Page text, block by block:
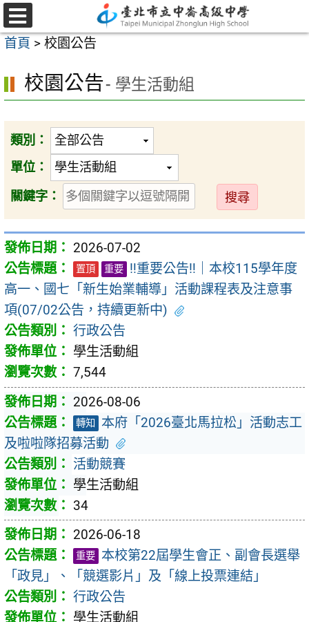
跳
至
主
內
區
選
單
首頁 > 校園公告
校園公告- 學生活動組
類別：
單位：
關鍵字：
送
出
2026-07-02
置頂 重要 ‼️重要公告‼️｜本校115學年度
高一、國七「新生始業輔導」活動課程表及注意事
項(07/02公告，持續更新中)
行政公告
學生活動組
7,544
2026-08-06
轉知
本府「2026臺北馬拉松」活動志工
及啦啦隊招募活動
活動競賽
學生活動組
34
2026-06-18
重要 本校第22屆學生會正、副會長選舉
「政見」、「競選影片」及「線上投票連結」
行政公告
學生活動組